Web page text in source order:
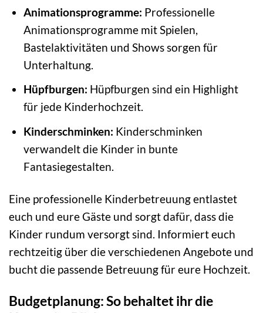
Animationsprogramme: Professionelle
Animationsprogramme mit Spielen,
Bastelaktivitäten und Shows sorgen für
Unterhaltung.
Hüpfburgen: Hüpfburgen sind ein Highlight
für jede Kinderhochzeit.
Kinderschminken: Kinderschminken
verwandelt die Kinder in bunte
Fantasiegestalten.
Eine professionelle Kinderbetreuung entlastet
euch und eure Gäste und sorgt dafür, dass die
Kinder rundum versorgt sind. Informiert euch
rechtzeitig über die verschiedenen Angebote und
bucht die passende Betreuung für eure Hochzeit.
Budgetplanung: So behaltet ihr die